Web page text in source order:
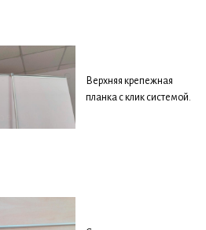
Верхняя крепежная
планка с клик системой.